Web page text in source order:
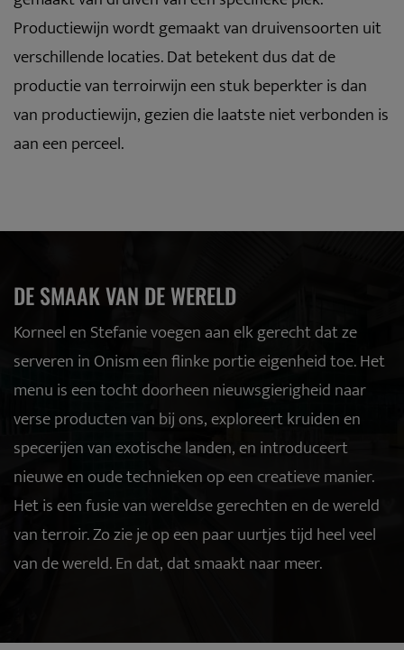
Productiewijn wordt gemaakt van druivensoorten uit
verschillende locaties. Dat betekent dus dat de
productie van terroirwijn een stuk beperkter is dan
van productiewijn, gezien die laatste niet verbonden is
aan een perceel.
DE SMAAK VAN DE WERELD
Korneel en Stefanie voegen aan elk gerecht dat ze
serveren in Onism een flinke portie eigenheid toe. Het
menu is een tocht doorheen nieuwsgierigheid naar
verse producten van bij ons, exploreert kruiden en
specerijen van exotische landen, en introduceert
nieuwe en oude technieken op een creatieve manier.
Het is een fusie van wereldse gerechten en de wereld
van terroir. Zo zie je op een paar uurtjes tijd heel veel
van de wereld. En dat, dat smaakt naar meer.